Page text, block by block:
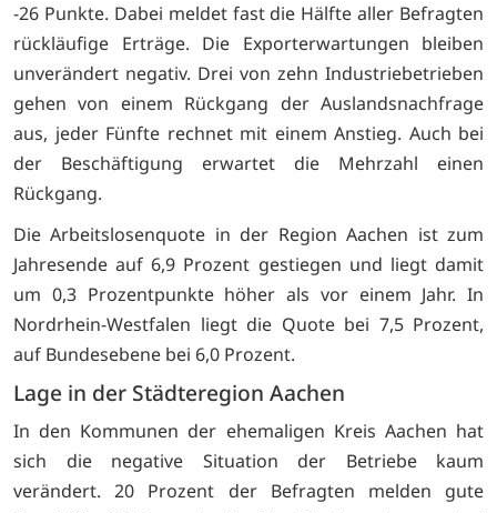
-26 Punkte. Dabei meldet fast die Hälfte aller Befragten
rückläufige Erträge. Die Exporterwartungen bleiben
unverändert negativ. Drei von zehn Industriebetrieben
gehen von einem Rückgang der Auslandsnachfrage
aus, jeder Fünfte rechnet mit einem Anstieg. Auch bei
der Beschäftigung erwartet die Mehrzahl einen
Rückgang.
Die Arbeitslosenquote in der Region Aachen ist zum
Jahresende auf 6,9 Prozent gestiegen und liegt damit
um 0,3 Prozentpunkte höher als vor einem Jahr. In
Nordrhein-Westfalen liegt die Quote bei 7,5 Prozent,
auf Bundesebene bei 6,0 Prozent.
Lage in der Städteregion Aachen
In den Kommunen der ehemaligen Kreis Aachen hat
sich die negative Situation der Betriebe kaum
verändert. 20 Prozent der Befragten melden gute